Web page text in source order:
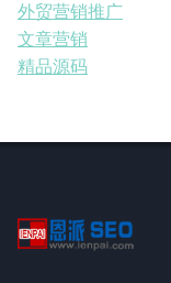
外贸营销推广
文章营销
精品源码